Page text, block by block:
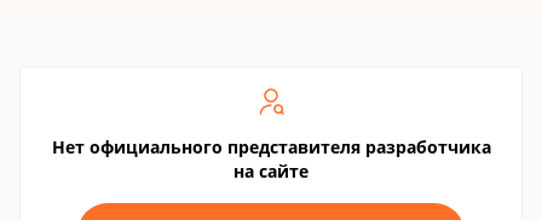
Нет официального представителя разработчика
на сайте